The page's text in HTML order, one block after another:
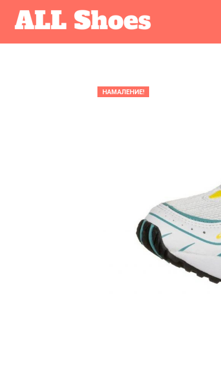
НАМАЛЕНИЕ!